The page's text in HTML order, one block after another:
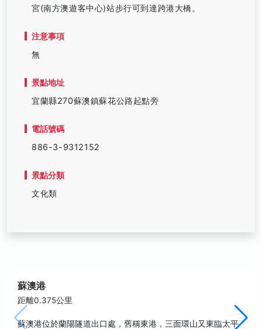
宮(南方澳遊客中心)站步行可到達跨港大橋。
注意事項
無
景點地址
宜蘭縣270蘇澳鎮蘇花公路起點旁
電話號碼
886-3-9312152
景點分類
文化類
蘇澳港
距離0.375公里
蘇澳港位於蘭陽隧道出口處，舊稱東港，三面環山又東臨太平